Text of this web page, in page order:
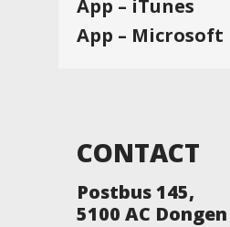
App – iTunes
App – Microsoft
CONTACT
Postbus 145,
5100 AC Dongen